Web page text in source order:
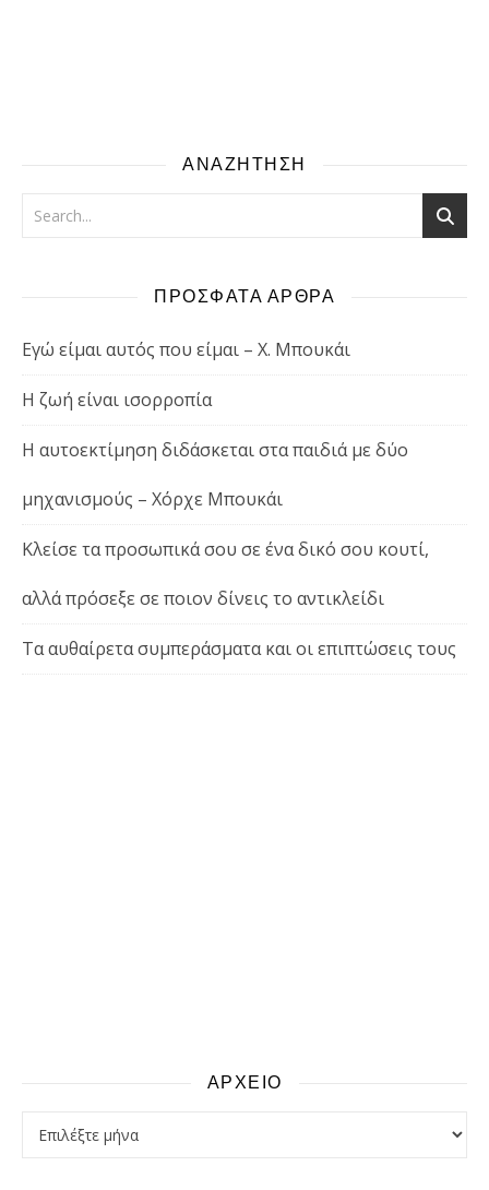
ΑΝΑΖΗΤΗΣΗ
ΠΡΟΣΦΑΤΑ ΑΡΘΡΑ
Εγώ είμαι αυτός που είμαι – Χ. Μπουκάι
Η ζωή είναι ισορροπία
Η αυτοεκτίμηση διδάσκεται στα παιδιά με δύο
μηχανισμούς – Χόρχε Μπουκάι
Κλείσε τα προσωπικά σου σε ένα δικό σου κουτί,
αλλά πρόσεξε σε ποιον δίνεις το αντικλείδι
Τα αυθαίρετα συμπεράσματα και οι επιπτώσεις τους
ΑΡΧΕΙΟ